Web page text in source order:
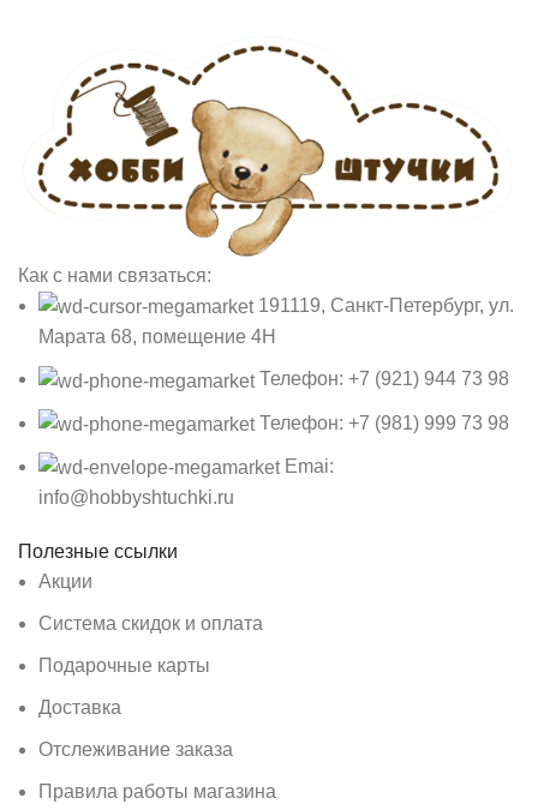
Как с нами связаться:
191119, Санкт-Петербург, ул.
Марата 68, помещение 4Н
Телефон: +7 (921) 944 73 98
Телефон: +7 (981) 999 73 98
Emai:
info@hobbyshtuchki.ru
Полезные ссылки
Акции
Система скидок и оплата
Подарочные карты
Доставка
Отслеживание заказа
Правила работы магазина